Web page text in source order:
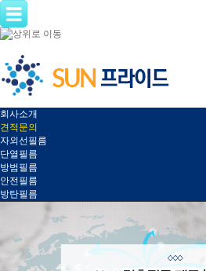
회사소개
견적문의
자외선필름
단열필름
방범필름
안전필름
방탄필름